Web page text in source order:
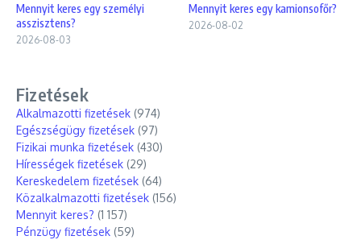
Mennyit keres egy személyi
asszisztens?
2026-08-03
Mennyit keres egy kamionsofőr?
2026-08-02
Fizetések
Alkalmazotti fizetések (974)
Egészségügy fizetések (97)
Fizikai munka fizetések (430)
Hírességek fizetések (29)
Kereskedelem fizetések (64)
Közalkalmazotti fizetések (156)
Mennyit keres? (1 157)
Pénzügy fizetések (59)